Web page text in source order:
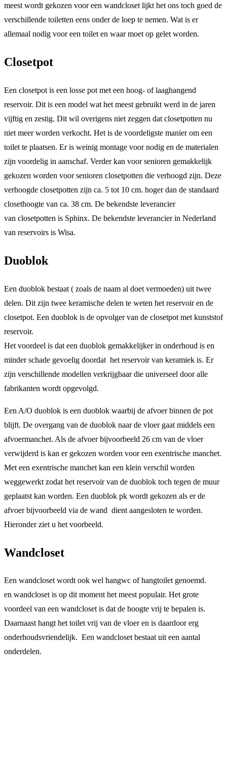
meest wordt gekozen voor een wandcloset lijkt het ons toch goed de
verschillende toiletten eens onder de loep te nemen. Wat is er
allemaal nodig voor een toilet en waar moet op gelet worden.
Closetpot
Een closetpot is een losse pot met een hoog- of laaghangend
reservoir. Dit is een model wat het meest gebruikt werd in de jaren
vijftig en zestig. Dit wil overigens niet zeggen dat closetpotten nu
niet meer worden verkocht. Het is de voordeligste manier om een
toilet te plaatsen. Er is weinig montage voor nodig en de materialen
zijn voordelig in aanschaf. Verder kan voor senioren gemakkelijk
gekozen worden voor senioren closetpotten die verhoogd zijn. Deze
verhoogde closetpotten zijn ca. 5 tot 10 cm. hoger dan de standaard
closethoogte van ca. 38 cm. De bekendste leverancier
van closetpotten is Sphinx. De bekendste leverancier in Nederland
van reservoirs is Wisa.
Duoblok
Een duoblok bestaat ( zoals de naam al doet vermoeden) uit twee
delen. Dit zijn twee keramische delen te weten het reservoir en de
closetpot. Een duoblok is de opvolger van de closetpot met kunststof
reservoir.
Het voordeel is dat een duoblok gemakkelijker in onderhoud is en
minder schade gevoelig doordat het reservoir van keramiek is. Er
zijn verschillende modellen verkrijgbaar die universeel door alle
fabrikanten wordt opgevolgd.
Een A/O duoblok is een duoblok waarbij de afvoer binnen de pot
blijft. De overgang van de duoblok naar de vloer gaat middels een
afvoermanchet. Als de afvoer bijvoorbeeld 26 cm van de vloer
verwijderd is kan er gekozen worden voor een exentrische manchet.
Met een exentrische manchet kan een klein verschil worden
weggewerkt zodat het reservoir van de duoblok toch tegen de muur
geplaatst kan worden. Een duoblok pk wordt gekozen als er de
afvoer bijvoorbeeld via de wand dient aangesloten te worden.
Hieronder ziet u het voorbeeld.
Wandcloset
Een wandcloset wordt ook wel hangwc of hangtoilet genoemd.
en wandcloset is op dit moment het meest populair. Het grote
voordeel van een wandcloset is dat de hoogte vrij te bepalen is.
Daarnaast hangt het toilet vrij van de vloer en is daardoor erg
onderhoudsvriendelijk. Een wandcloset bestaat uit een aantal
onderdelen.